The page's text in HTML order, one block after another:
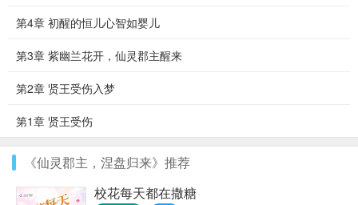
第4章 初醒的恒儿心智如婴儿
第3章 紫幽兰花开，仙灵郡主醒来
第2章 贤王受伤入梦
第1章 贤王受伤
《仙灵郡主，涅盘归来》推荐
校花每天都在撒糖